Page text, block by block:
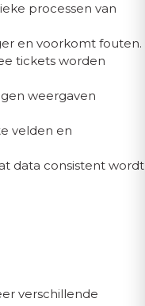
processen van
en voorkomt fouten.
tickets worden
weergaven
velden en
data consistent wordt
verschillende